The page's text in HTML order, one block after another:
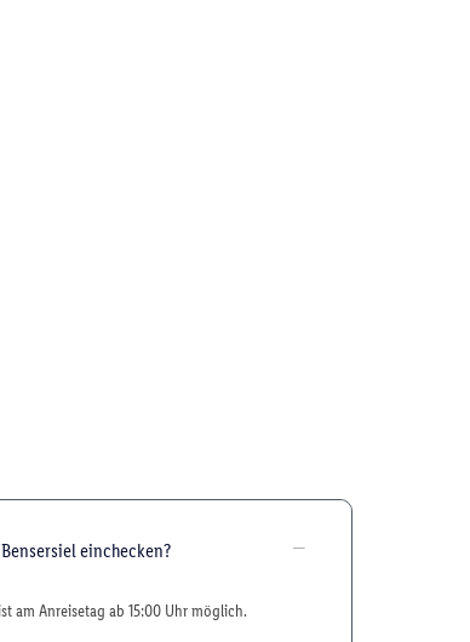
einchecken?
am Anreisetag ab 15:00 Uhr möglich.